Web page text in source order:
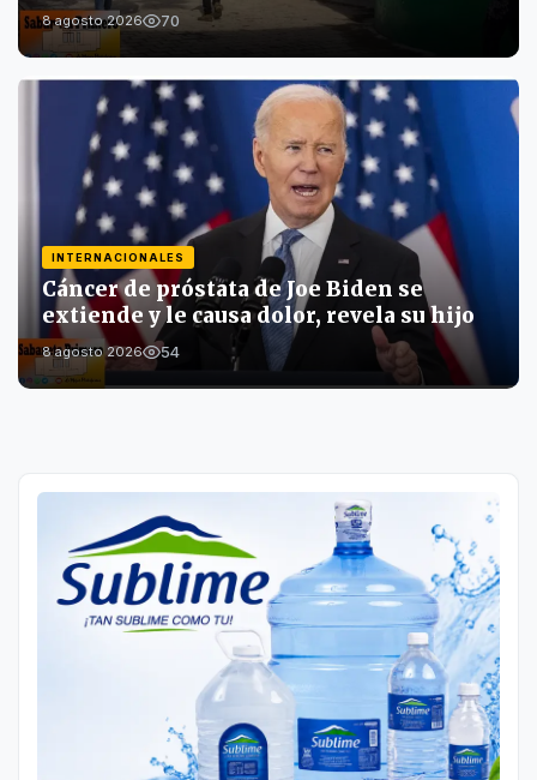
8 agosto 2026 70
INTERNACIONALES
Cáncer de próstata de Joe Biden se
extiende y le causa dolor, revela su hijo
8 agosto 2026 54